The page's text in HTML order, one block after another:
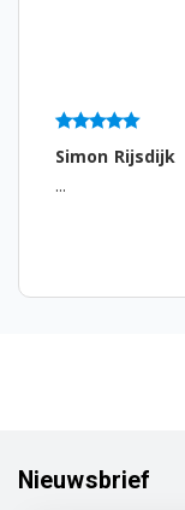
Simon Rijsdijk
...
Nieuwsbrief